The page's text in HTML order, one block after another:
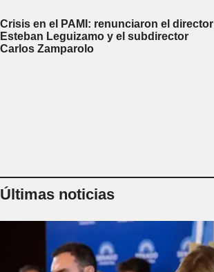
Crisis en el PAMI: renunciaron el director
Esteban Leguizamo y el subdirector
Carlos Zamparolo
Últimas noticias